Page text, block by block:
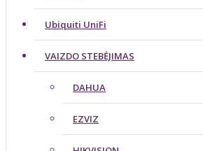
Ubiquiti UniFi
VAIZDO STEBĖJIMAS
DAHUA
EZVIZ